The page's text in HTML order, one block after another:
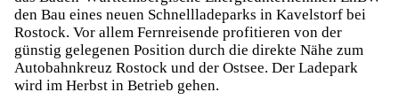
den Bau eines neuen Schnellladeparks in Kavelstorf bei
Rostock. Vor allem Fernreisende profitieren von der
günstig gelegenen Position durch die direkte Nähe zum
Autobahnkreuz Rostock und der Ostsee. Der Ladepark
wird im Herbst in Betrieb gehen.